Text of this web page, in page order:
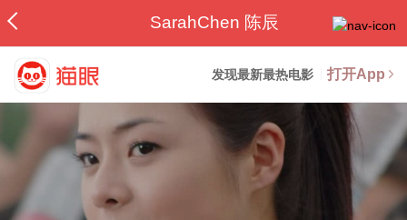
SarahChen 陈辰
发现最新最热电影 打开App